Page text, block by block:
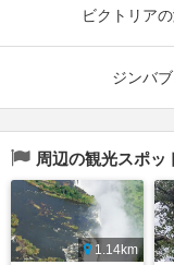
ビクトリア
ジンバ
周辺の観光スポッ
1.14km